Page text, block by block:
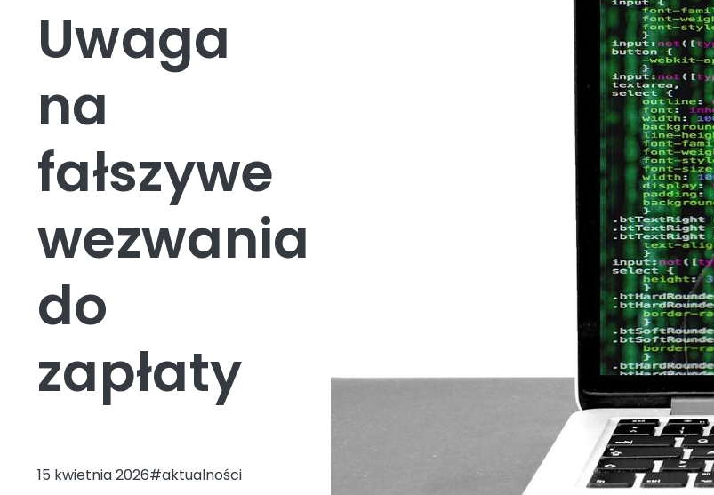
Uwaga
na
fałszywe
wezwania
do
zapłaty
15 kwietnia 2026#aktualności